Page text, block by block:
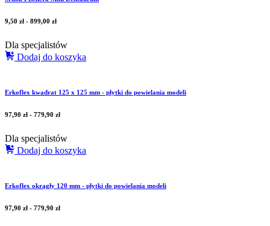
9,50 zł - 899,00 zł
Dla specjalistów
Dodaj do koszyka
Erkoflex kwadrat 125 x 125 mm - płytki do powielania modeli
97,90 zł - 779,90 zł
Dla specjalistów
Dodaj do koszyka
Erkoflex okrągły 120 mm - płytki do powielania modeli
97,90 zł - 779,90 zł